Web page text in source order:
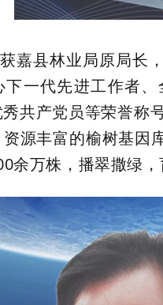
县林业局原局长
下一代先进工作者
共产党员等荣誉称
源丰富的榆树基因
余万株，播翠撒绿